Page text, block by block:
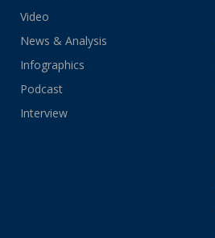
Video
News & Analysis
Infographics
Podcast
Interview